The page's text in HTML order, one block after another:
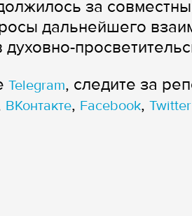
за
дальнейшего
Telegram, следите за
ВКонтакте, Facebook, Twitter